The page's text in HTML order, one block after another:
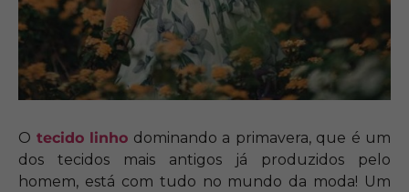
O tecido linho dominando a primavera, que é um
dos tecidos mais antigos já produzidos pelo
homem, está com tudo no mundo da moda! Um